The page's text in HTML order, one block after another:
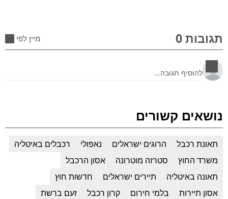
תגובות 0 מיין לפי
נושאים קשורים
תאונת רכבל הרוגים ישראלים נאפולי
רכבלים באיטליה
משרד החוץ
סטרזה מוטרונה
אסון הרכבל
תאונה באיטליה
תיירים ישראלים
חדשות חוץ
אסון תיירות
בלמי חירום קרון רכבל
זעם ברשת